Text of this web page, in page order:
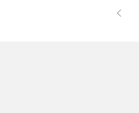
만 18세 이상 세례교인을 회집하여